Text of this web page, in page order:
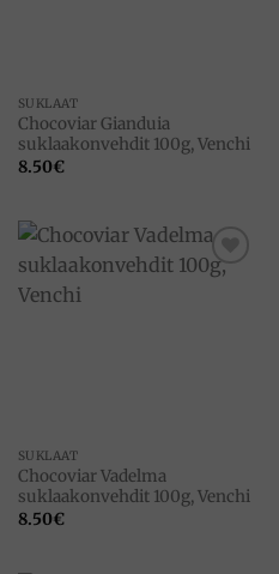
SUKLAAT
Chocoviar Gianduia
suklaakonvehdit 100g, Venchi
8.50€
Add to
SUKLAAT
Chocoviar Vadelma
suklaakonvehdit 100g, Venchi
8.50€